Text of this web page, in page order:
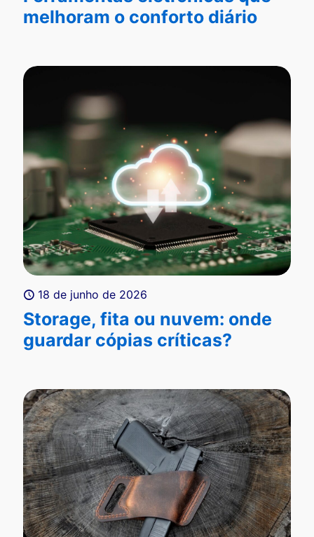
melhoram o conforto diário
18 de junho de 2026
Storage, fita ou nuvem: onde
guardar cópias críticas?